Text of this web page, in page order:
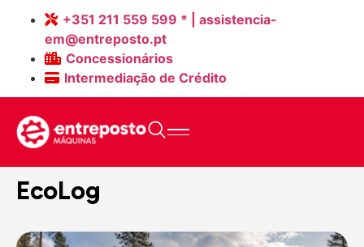
+351 211 559 599 * | assistencia-
em@entreposto.pt
Concessionários
Intermediação de Crédito
Home > Máquinas Novas EcoLog
EcoLog